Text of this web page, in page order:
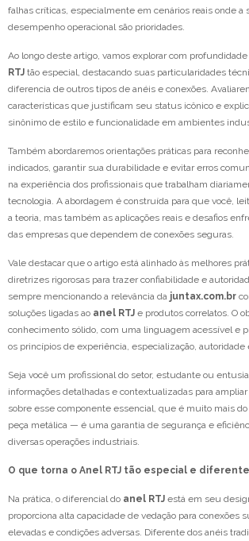
falhas críticas, especialmente em cenários reais onde a
desempenho operacional são prioridades.
Ao longo deste artigo, vamos explorar com
RTJ tão especial, destacando suas particularidades
diferencia de outros tipos de anéis e conexões.
características que justificam seu status icônico e
sinônimo de estilo e funcionalidade em ambientes
Também abordaremos orientações práticas para
indicados, garantir sua durabilidade e evitar erros
na experiência dos profissionais que trabalham
tecnologia. A abordagem é construída para que você,
a teoria, mas também as aplicações reais e desafios
das empresas que dependem de conexões seguras.
Vale destacar que o artigo está alinhado às melhores
diretrizes rigorosas para trazer confiabilidade e
sempre mencionando a relevância da juntax.com.br
soluções ligadas ao anel RTJ e produtos correlatos. O
conhecimento sólido, com uma linguagem acessível e
os princípios de experiência, especialização, autoridade
Seja você um profissional do setor, estudante ou
informações detalhadas e contextualizadas para
sobre esse componente essencial, que é muito mais
peça metálica — é uma garantia de segurança e
diversas operações industriais.
O que torna o Anel RTJ tão especial e
Na prática, o diferencial do anel RTJ está em seu
proporciona alta capacidade de vedação para conexões
elevadas e condições adversas. Diferente dos anéis